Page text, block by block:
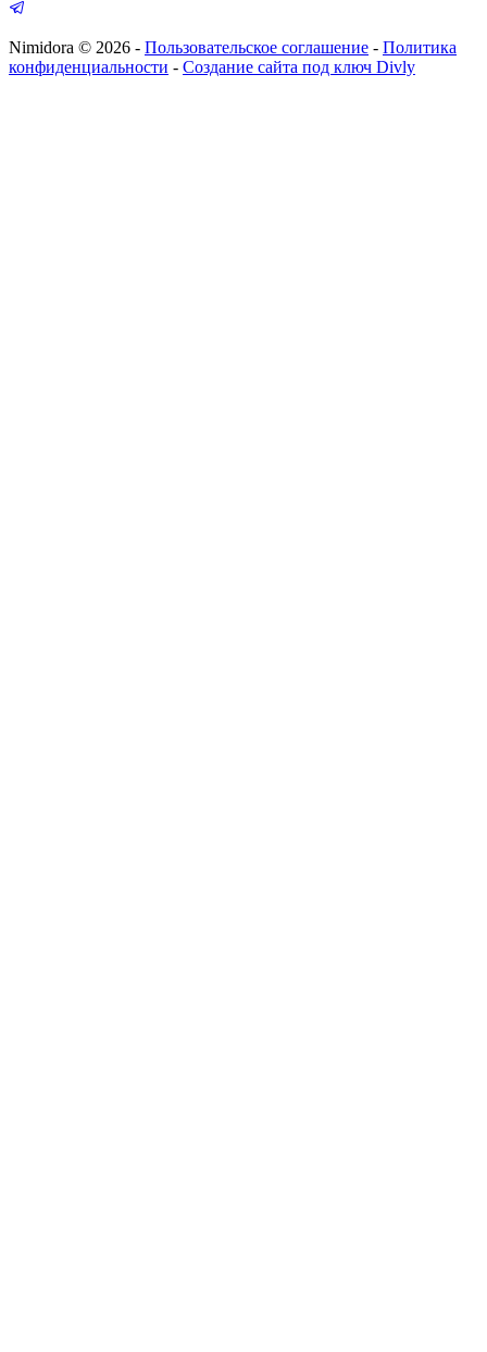
Nimidora © 2026 - Пользовательское соглашение - Политика
конфиденциальности - Создание сайта под ключ Divly